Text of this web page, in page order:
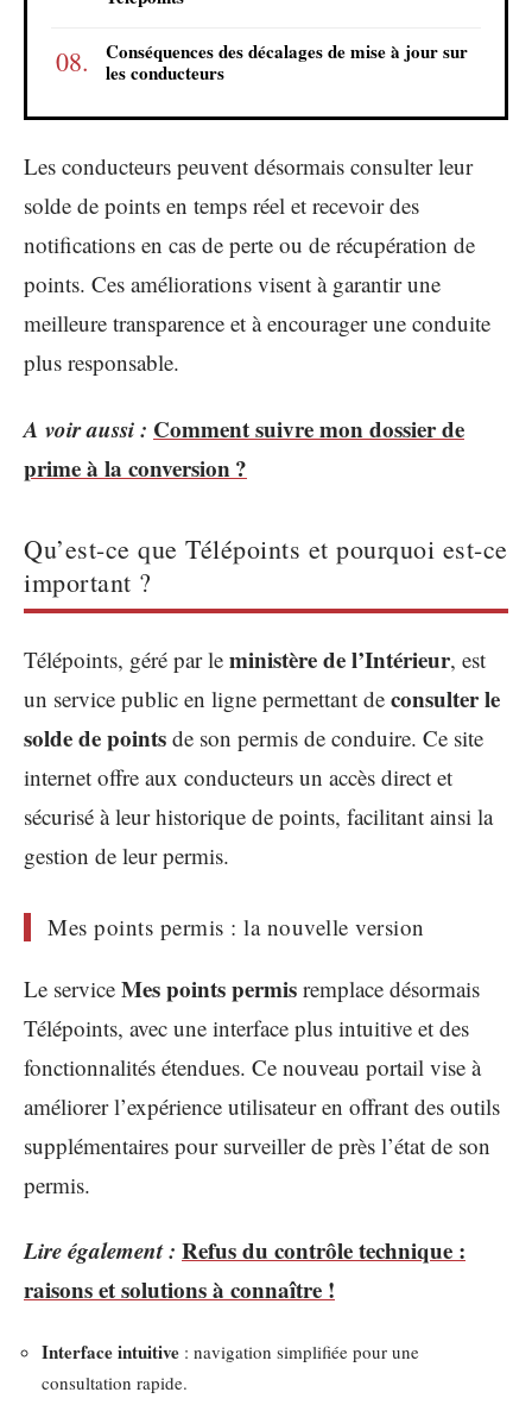
Conséquences des décalages de mise à jour sur
les conducteurs
Les conducteurs peuvent désormais consulter leur
solde de points en temps réel et recevoir des
notifications en cas de perte ou de récupération de
points. Ces améliorations visent à garantir une
meilleure transparence et à encourager une conduite
plus responsable.
A voir aussi : Comment suivre mon dossier de
prime à la conversion ?
Qu’est-ce que Télépoints et pourquoi est-ce
important ?
Télépoints, géré par le ministère de l’Intérieur, est
un service public en ligne permettant de consulter le
solde de points de son permis de conduire. Ce site
internet offre aux conducteurs un accès direct et
sécurisé à leur historique de points, facilitant ainsi la
gestion de leur permis.
Mes points permis : la nouvelle version
Le service Mes points permis remplace désormais
Télépoints, avec une interface plus intuitive et des
fonctionnalités étendues. Ce nouveau portail vise à
améliorer l’expérience utilisateur en offrant des outils
supplémentaires pour surveiller de près l’état de son
permis.
Lire également : Refus du contrôle technique :
raisons et solutions à connaître !
Interface intuitive : navigation simplifiée pour une
consultation rapide.